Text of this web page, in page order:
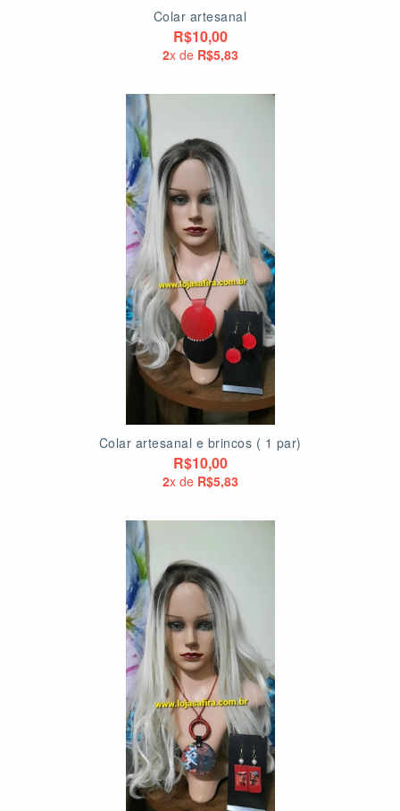
Colar artesanal
R$10,00
2x de R$5,83
Colar artesanal e brincos ( 1 par)
R$10,00
2x de R$5,83